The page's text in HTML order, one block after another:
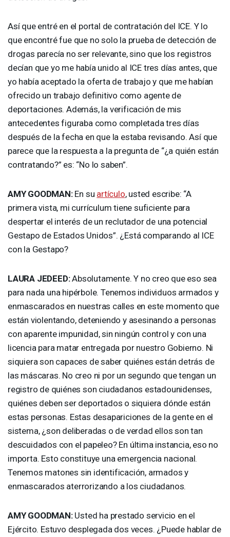
Así que entré en el portal de contratación del ICE. Y lo
que encontré fue que no solo la prueba de detección de
drogas parecía no ser relevante, sino que los registros
decían que yo me había unido al ICE tres días antes, que
yo había aceptado la oferta de trabajo y que me habían
ofrecido un trabajo definitivo como agente de
deportaciones. Además, la verificación de mis
antecedentes figuraba como completada tres días
después de la fecha en que la estaba revisando. Así que
parece que la respuesta a la pregunta de “¿a quién están
contratando?” es: “No lo saben”.
AMY GOODMAN:En su artículo, usted escribe: “A
primera vista, mi currículum tiene suficiente para
despertar el interés de un reclutador de una potencial
Gestapo de Estados Unidos”. ¿Está comparando al ICE
con la Gestapo?
LAURA JEDEED:Absolutamente. Y no creo que eso sea
para nada una hipérbole. Tenemos individuos armados y
enmascarados en nuestras calles en este momento que
están violentando, deteniendo y asesinando a personas
con aparente impunidad, sin ningún control y con una
licencia para matar entregada por nuestro Gobierno. Ni
siquiera son capaces de saber quiénes están detrás de
las máscaras. No creo ni por un segundo que tengan un
registro de quiénes son ciudadanos estadounidenses,
quiénes deben ser deportados o siquiera dónde están
estas personas. Estas desapariciones de la gente en el
sistema, ¿son deliberadas o de verdad ellos son tan
descuidados con el papeleo? En última instancia, eso no
importa. Esto constituye una emergencia nacional.
Tenemos matones sin identificación, armados y
enmascarados aterrorizando a los ciudadanos.
AMY GOODMAN:Usted ha prestado servicio en el
Ejército. Estuvo desplegada dos veces. ¿Puede hablar de